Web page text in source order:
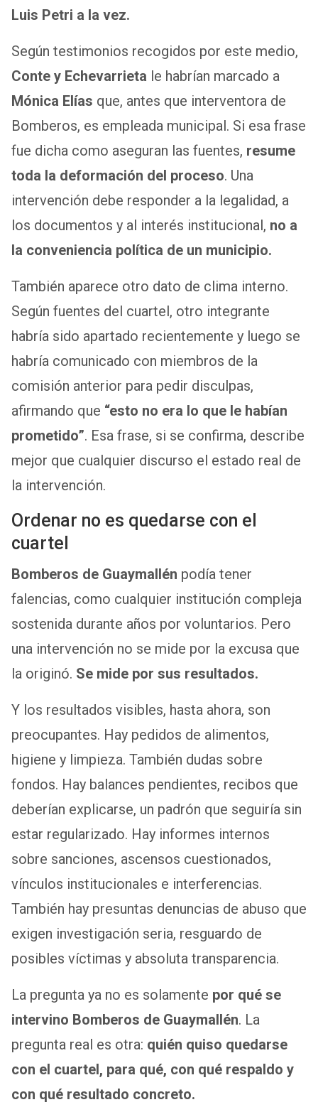
Luis Petri a la vez.
Según testimonios recogidos por este medio,
Conte y Echevarrieta le habrían marcado a
Mónica Elías que, antes que interventora de
Bomberos, es empleada municipal. Si esa frase
fue dicha como aseguran las fuentes, resume
toda la deformación del proceso. Una
intervención debe responder a la legalidad, a
los documentos y al interés institucional, no a
la conveniencia política de un municipio.
También aparece otro dato de clima interno.
Según fuentes del cuartel, otro integrante
habría sido apartado recientemente y luego se
habría comunicado con miembros de la
comisión anterior para pedir disculpas,
afirmando que “esto no era lo que le habían
prometido”. Esa frase, si se confirma, describe
mejor que cualquier discurso el estado real de
la intervención.
Ordenar no es quedarse con el
cuartel
Bomberos de Guaymallén podía tener
falencias, como cualquier institución compleja
sostenida durante años por voluntarios. Pero
una intervención no se mide por la excusa que
la originó. Se mide por sus resultados.
Y los resultados visibles, hasta ahora, son
preocupantes. Hay pedidos de alimentos,
higiene y limpieza. También dudas sobre
fondos. Hay balances pendientes, recibos que
deberían explicarse, un padrón que seguiría sin
estar regularizado. Hay informes internos
sobre sanciones, ascensos cuestionados,
vínculos institucionales e interferencias.
También hay presuntas denuncias de abuso que
exigen investigación seria, resguardo de
posibles víctimas y absoluta transparencia.
La pregunta ya no es solamente por qué se
intervino Bomberos de Guaymallén. La
pregunta real es otra: quién quiso quedarse
con el cuartel, para qué, con qué respaldo y
con qué resultado concreto.